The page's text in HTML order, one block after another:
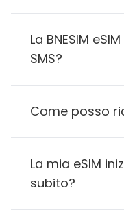
La BNESIM
SMS?
Come posso
La mia eSIM
subito?